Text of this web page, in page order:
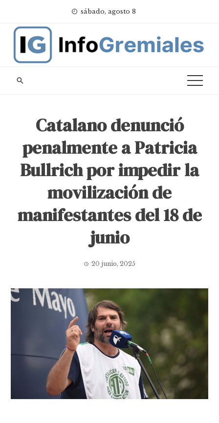
content
sábado, agosto 8
Catalano denunció
penalmente a Patricia
Bullrich por impedir la
movilización de
manifestantes del 18 de
junio
20 junio, 2025